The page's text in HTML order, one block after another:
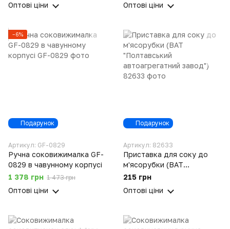
Оптові ціни
Оптові ціни
Подарунок
−6%
Артикул: GF-0829
Ручна соковижималка GF-
0829 в чавунному корпусі
1 378 грн 1 473 грн
Оптові ціни
Подарунок
Артикул: 82633
Приставка для соку до
м'ясорубки (ВАТ
"Полтавський
215 грн
Оптові ціни